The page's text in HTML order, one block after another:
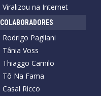
Viralizou na Internet
COLABORADORES
Rodrigo Pagliani
Tânia Voss
Thiaggo Camilo
Tô Na Fama
Casal Ricco